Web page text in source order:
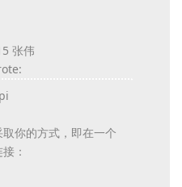
张伟
你的方式， 即在一个
：